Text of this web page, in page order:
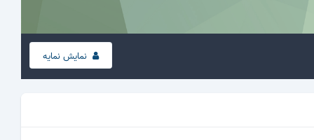
نمایش نمایه